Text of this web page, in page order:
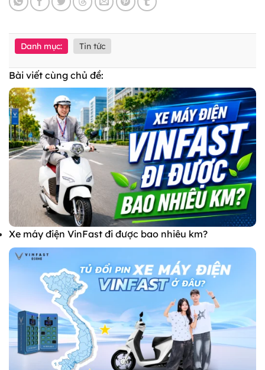
Danh mục: Tin tức
Bài viết cùng chủ đề:
Xe máy điện VinFast đi được bao nhiêu km?